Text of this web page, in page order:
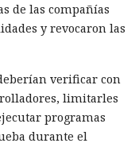
de las compañías
y revocaron las
verificar con
limitarles
programas
durante el